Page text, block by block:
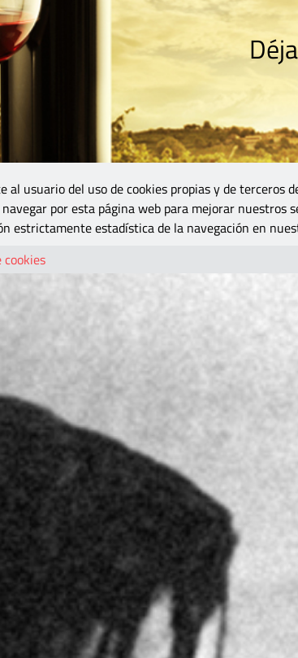
al usuario del uso de cookies propias y de terceros
por esta página web para mejorar nuestros
estrictamente estadística de la navegación en
cookies